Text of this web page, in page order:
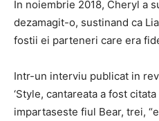
In noiembrie 2018, Cheryl a
dezamagit-o, sustinand ca
fostii ei parteneri care era
Intr-un interviu publicat in
‘Style, cantareata a fost
impartaseste fiul Bear, trei,